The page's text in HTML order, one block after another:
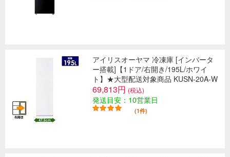
アイリスオーヤマ 冷凍庫 [インバータ
ー搭載]【1ドア/右開き/195L/ホワイ
ト】★大型配送対象商品 KUSN-20A-W
69,813円 (税込)
発送目安：10営業日
(1件)